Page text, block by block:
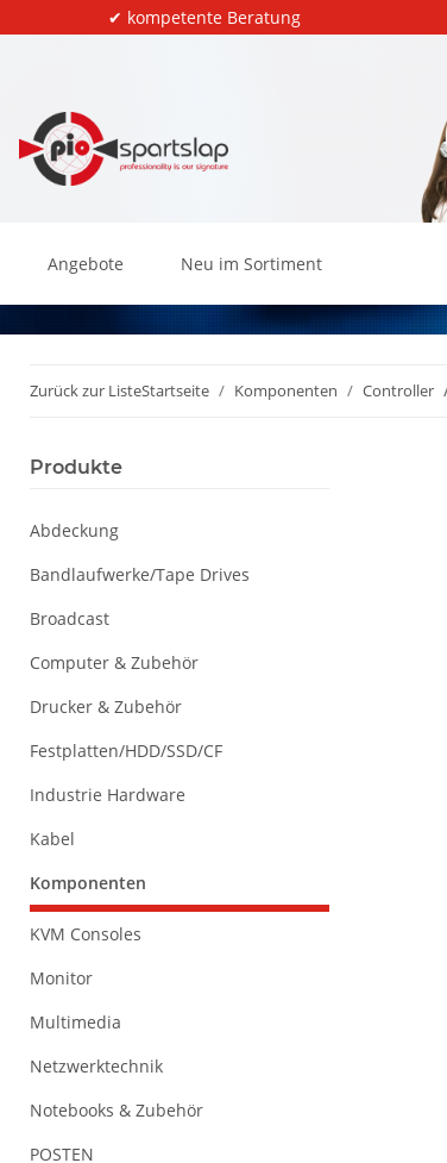
✔ kompetente Beratung
Angebote Neu im Sortiment
Zurück zur ListeStartseite Komponenten Controller
Produkte
Abdeckung
Bandlaufwerke/Tape Drives
Broadcast
Computer & Zubehör
Drucker & Zubehör
Festplatten/HDD/SSD/CF
Industrie Hardware
Kabel
Komponenten
KVM Consoles
Monitor
Multimedia
Netzwerktechnik
Notebooks & Zubehör
POSTEN